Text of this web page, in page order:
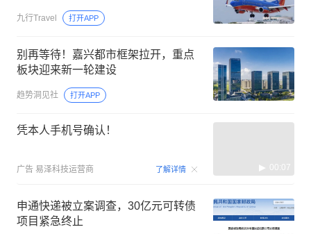
九行Travel 打开APP
别再等待！嘉兴都市框架拉开，重点
板块迎来新一轮建设
趋势洞见社 打开APP
凭本人手机号确认！
广告 易泽科技运营商 了解详情 00:07
申通快递被立案调查，30亿元可转债
项目紧急终止